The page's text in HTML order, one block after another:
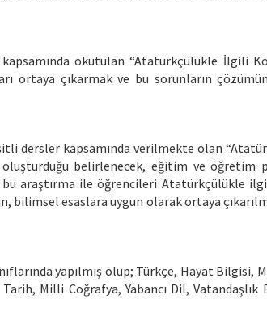
okutulan “Atatürkçülükle İlgili
ortaya çıkarmak ve bu sorunların
dersler kapsamında verilmekte olan
belirlenecek, eğitim ve öğretim
bu araştırma ile öğrencileri Atatürkçülükle
bilimsel esaslara uygun olarak ortaya
yapılmış olup; Türkçe, Hayat Bilgisi,
Milli Coğrafya, Yabancı Dil, Vatandaşlık